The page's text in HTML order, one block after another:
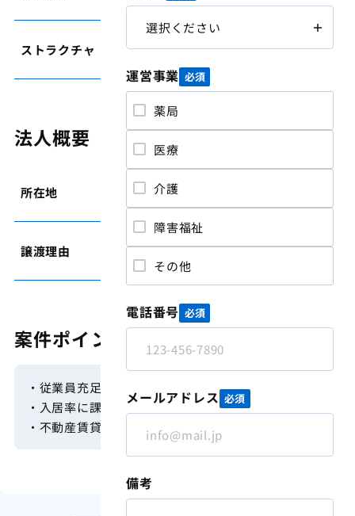
ストラクチャ 事業譲渡
法人概要
所在地
譲渡理由 不採算整理、事業再編
案件ポイント
・従業員充足
・入居率に課題あり
・不動産賃貸のため、初期投資抑制可能
運営事業 必須
薬局
医療
介護
障害福祉
その他
電話番号 必須
メールアドレス 必須
備考